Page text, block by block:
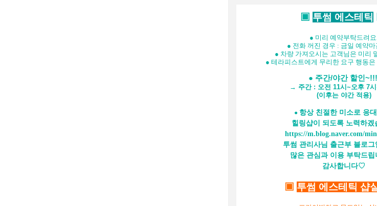
▣ 투썸 에스테틱
● 미리 예약부탁드려
● 전화 꺼진 경우 : 금일 예약
● 차량 가져오시는 고객님은 미리
● 테라피스트에게 무리한 요구 행동은
● 주간/야간 할인~!!!
→ 주간 : 오전 11시~오후 7
(이후는 야간 적용)
​● 항상 친절한 미소로 응
힐링샵이 되도록 노력하겠
https://m.blog.naver.com/
투썸 관리사님 출근부 블로
많은 관심과 이용 부탁드
감사합니다♡
▣ 투썸 에스테틱 샵